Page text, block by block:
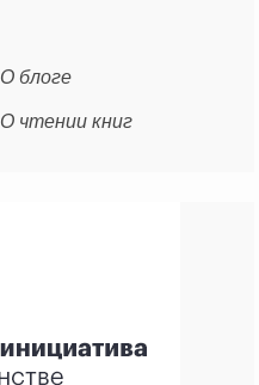
О блоге
О чтении книг